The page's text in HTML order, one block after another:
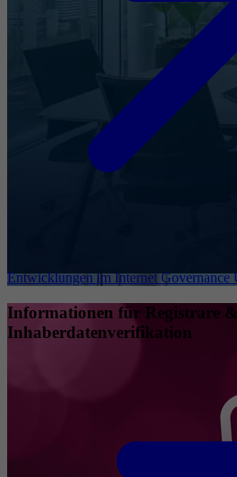
Entwicklungen im Internet Governance
Informationen für Registrare &
Inhaberdatenverifikation